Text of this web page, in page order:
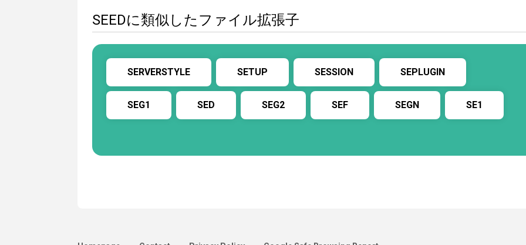
SEEDに類似したファイル拡張子
SERVERSTYLE SETUP SESSION SEPLUGIN
SEG1 SED SEG2 SEF SEGN SE1